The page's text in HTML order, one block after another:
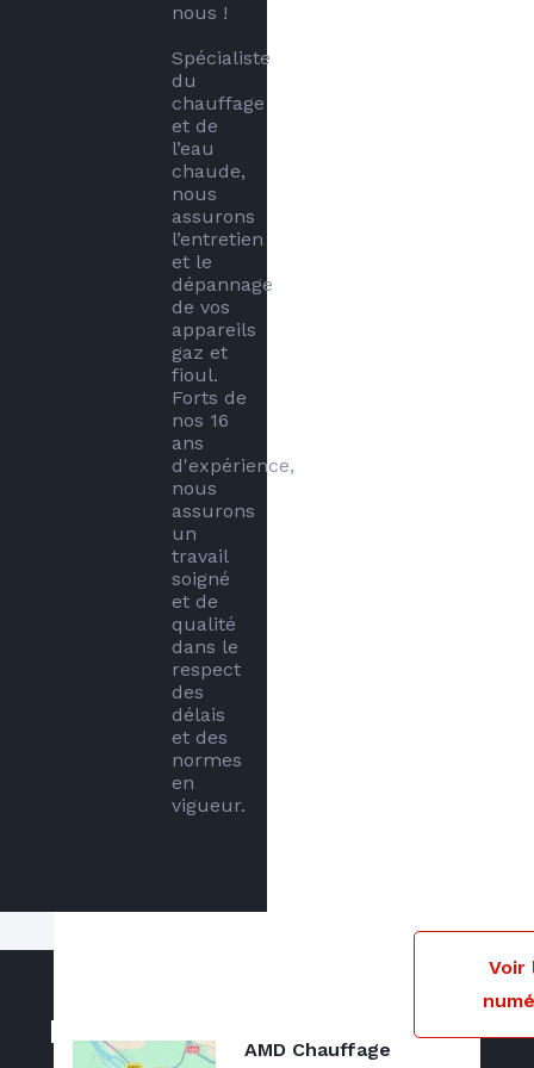
nous !
Spécialiste
du
chauffage
et de
l’eau
chaude,
nous
assurons
l’entretien
et le
dépannage
de vos
appareils
gaz et
fioul.
Forts de
nos 16
ans
d'expérience,
nous
assurons
un
travail
soigné
et de
qualité
dans le
respect
des
délais
et des
normes
en
vigueur.
SAUMUR.
AMD Chauffage
Voir
Nos actualités